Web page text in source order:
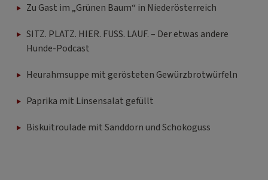
Zu Gast im „Grünen Baum“ in Niederösterreich
SITZ. PLATZ. HIER. FUSS. LAUF. – Der etwas andere
Hunde-Podcast
Heurahmsuppe mit gerösteten Gewürzbrotwürfeln
Paprika mit Linsensalat gefüllt
Biskuitroulade mit Sanddorn und Schokoguss